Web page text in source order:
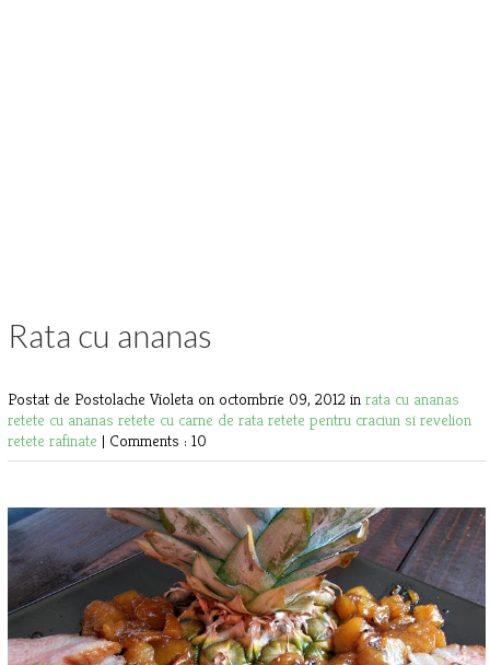
Rata cu ananas
Postat de Postolache Violeta on octombrie 09, 2012 in rata cu ananas
retete cu ananas retete cu carne de rata retete pentru craciun si revelion
retete rafinate | Comments : 10